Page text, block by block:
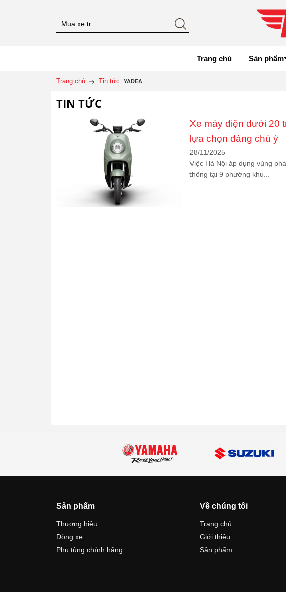
Trang chủ Sản phẩm
Trang chủ Tin tức YADEA
TIN TỨC
Xe máy điện dưới 20
lựa chọn đáng chú ý
28/11/2025
Việc Hà Nội áp dụng vùng
thông tại 9 phường khu...
Sản phẩm
Thương hiệu
Dòng xe
Phụ tùng chính hãng
Về chúng tôi
Trang chủ
Giới thiệu
Sản phẩm